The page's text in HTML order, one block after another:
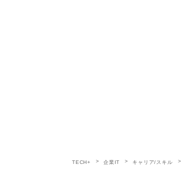
TECH+ 企業IT キャリア/スキル